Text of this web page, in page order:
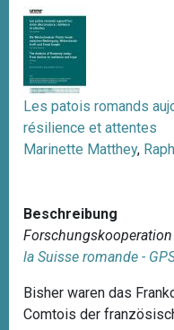
Les patois romands
résilience et attentes
Marinette Matthey,
Beschreibung
la Suisse romande -
Bisher waren das
Comtois der